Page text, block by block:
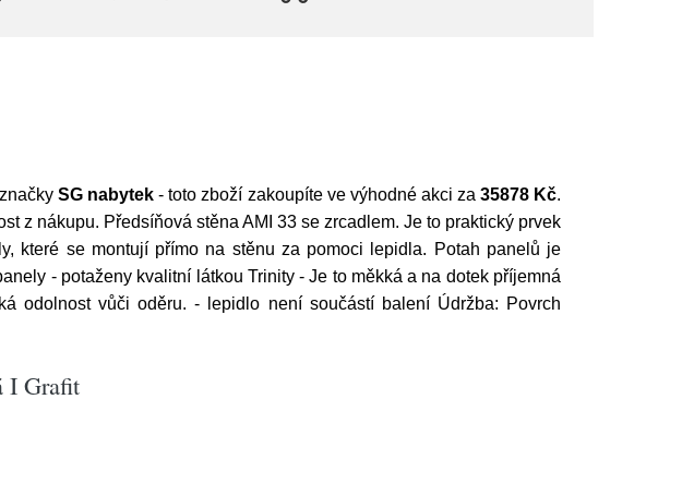
SG nabytek - toto zboží zakoupíte ve výhodné akci za 35878 Kč.
z nákupu. Předsíňová stěna AMI 33 se zrcadlem. Je to praktický prvek
které se montují přímo na stěnu za pomoci lepidla. Potah panelů je
- potaženy kvalitní látkou Trinity - Je to měkká a na dotek příjemná
odolnost vůči oděru. - lepidlo není součástí balení Údržba: Povrch
I Grafit